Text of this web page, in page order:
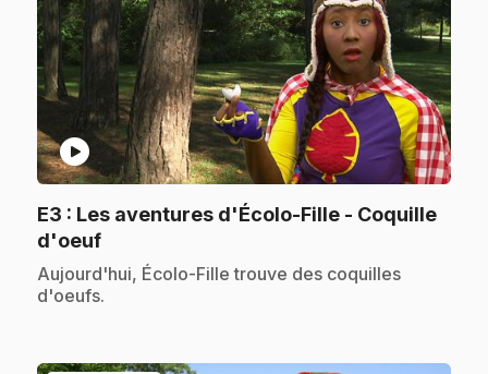
play_circle
E3 : Les aventures d'Écolo-Fille - Coquille
d'oeuf.
.Aujourd'hui, Écolo-Fille trouve des coquilles
d'oeufs.